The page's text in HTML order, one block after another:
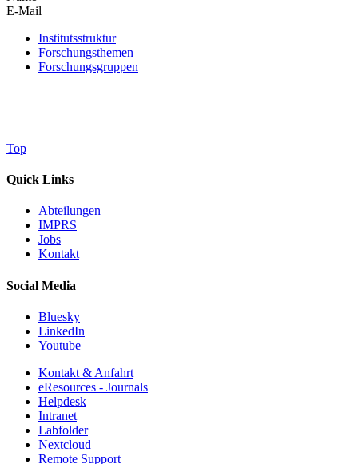
E-Mail
Institutsstruktur
Forschungsthemen
Forschungsgruppen
Top
Quick Links
Abteilungen
IMPRS
Jobs
Kontakt
Social Media
Bluesky
LinkedIn
Youtube
Kontakt & Anfahrt
eResources - Journals
Helpdesk
Intranet
Labfolder
Nextcloud
Remote Support